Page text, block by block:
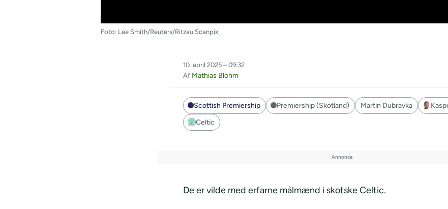
Foto: Lee Smith/Reuters/Ritzau Scanpix
10. april 2025 – 09:32
Af Mathias Blohm
Scottish Premiership Martin Dubravka
Premiership (Skotland)
Celtic
De er vilde med erfarne målmænd i skotske Celtic.